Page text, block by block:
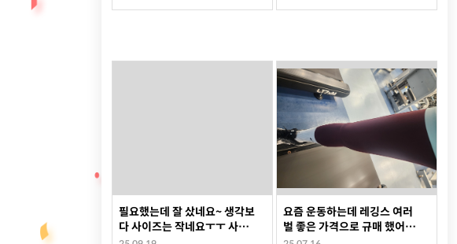
필요했는데 잘 샀네요~ 생각보
다 사이즈는 작네요ㅜㅜ 사진
요즘 운동하는데 레깅스 여러
벌 좋은 가격으로 규매 했어